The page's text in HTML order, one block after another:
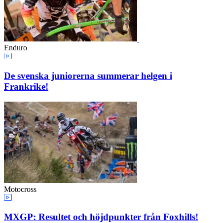
Enduro
De svenska juniorerna summerar helgen i
Frankrike!
Motocross
MXGP: Resultet och höjdpunkter från Foxhills!